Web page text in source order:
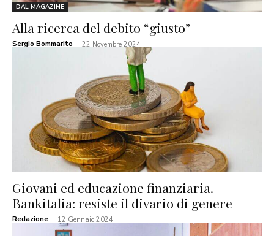
DAL MAGAZINE
Alla ricerca del debito “giusto”
Sergio Bommarito - 22 Novembre 2024
Giovani ed educazione finanziaria.
Bankitalia: resiste il divario di genere
Redazione - 12 Gennaio 2024